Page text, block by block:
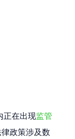
正在出现监管
政策涉及数